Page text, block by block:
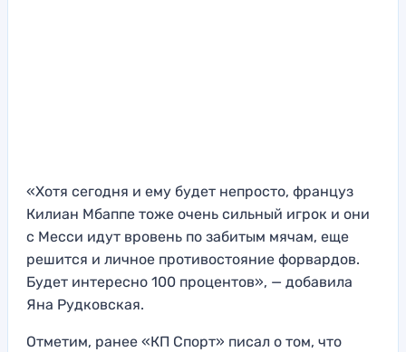
«Хотя сегодня и ему будет непросто, француз
Килиан Мбаппе тоже очень сильный игрок и они
с Месси идут вровень по забитым мячам, еще
решится и личное противостояние форвардов.
Будет интересно 100 процентов», — добавила
Яна Рудковская.
Отметим, ранее «КП Спорт» писал о том, что